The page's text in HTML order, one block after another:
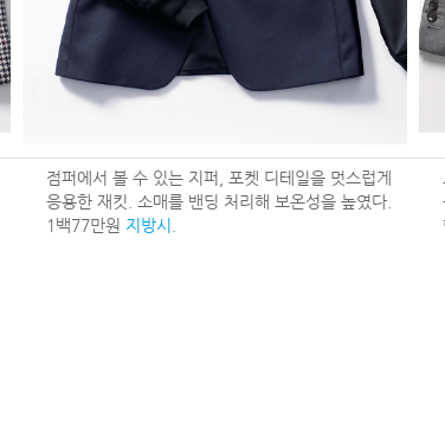
점퍼에서 볼 수 있는 지퍼, 포켓 디테일을 멋스럽게
응용한 재킷. 소매를 밴딩 처리해 보온성을 높였다.
1백77만원 지방시